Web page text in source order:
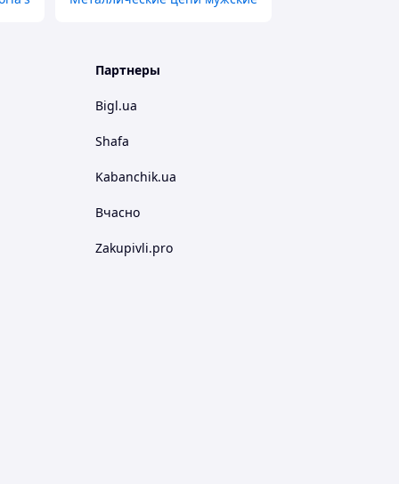
Партнеры
Bigl.ua
Shafa
Kabanchik.ua
Вчасно
Zakupivli.pro